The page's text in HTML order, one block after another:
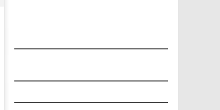
Województwa Lubelskiego
REDAKCJA